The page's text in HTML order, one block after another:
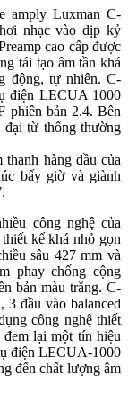
amply Luxman C-
nhạc vào dịp kỷ
cao cấp được
tái tạo âm tần khá
động, tự nhiên. C-
điện LECUA 1000
phiên bản 2.4. Bên
đại từ thống thường
hàng đầu của
bấy giờ và giành
công nghệ của
kế khá nhỏ gọn
sâu 427 mm và
phay chống cộng
bản màu trắng. C-
3 đầu vào balanced
công nghệ thiết
lại một tín hiệu
điện LECUA-1000
đến chất lượng âm